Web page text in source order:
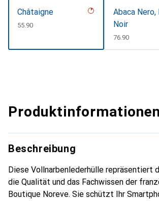
Châtaigne
CHF
55.90
Abaca Nero,
Noir
CHF
76.90
Produktinformationen
Beschreibung
Diese Vollnarbenlederhülle repräsentiert
die Qualität und das Fachwissen der
Boutique Noreve. Sie schützt Ihr